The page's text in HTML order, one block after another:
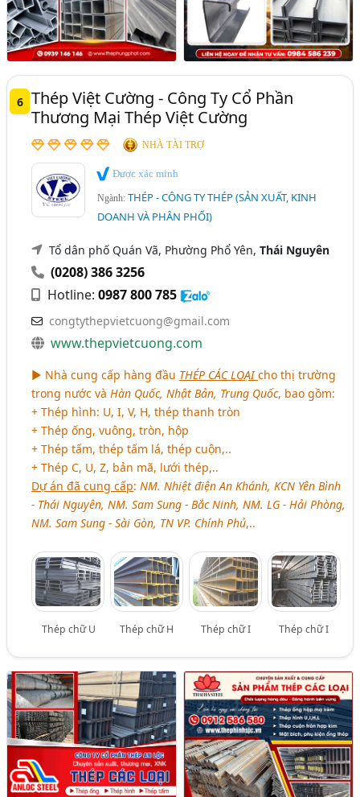
6 Thép Việt Cường - Công Ty Cổ Phần
Thương Mại Thép Việt Cường
NHÀ TÀI TRỢ
Được xác minh
Ngành:THÉP - CÔNG TY THÉP (SẢN XUẤT, KINH
DOANH VÀ PHÂN PHỐI)
Tổ dân phố Quán Vã, Phường Phổ Yên,Thái Nguyên
(0208) 386 3256
Hotline:0987 800 785
congtythepvietcuong@gmail.com
www.thepvietcuong.com
► Nhà cung cấp hàng đầu THÉP CÁC LOẠIcho thị trường
trong nước và Hàn Quốc, Nhật Bản, Trung Quốc, bao gồm:
+ Thép hình: U, I, V, H, thép thanh tròn
+ Thép ống, vuông, tròn, hộp
+ Thép tấm, thép tấm lá, thép cuộn,..
+ Thép C, U, Z, bản mã, lưới thép,..
Dự án đã cung cấp: NM. Nhiệt điện An Khánh, KCN Yên Bình
- Thái Nguyên, NM. Sam Sung - Bắc Ninh, NM. LG - Hải Phòng,
NM. Sam Sung - Sài Gòn, TN VP. Chính Phủ,..
Thép chữ U Thép chữ H Thép chữ I Thép chữ I